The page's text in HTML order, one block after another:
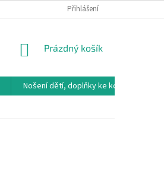
DOPRAVA, PLATBY A
Přihlášení
NÁKUPNÍ
Prázdný košík
Nošení dětí, doplňky ke kočárkům